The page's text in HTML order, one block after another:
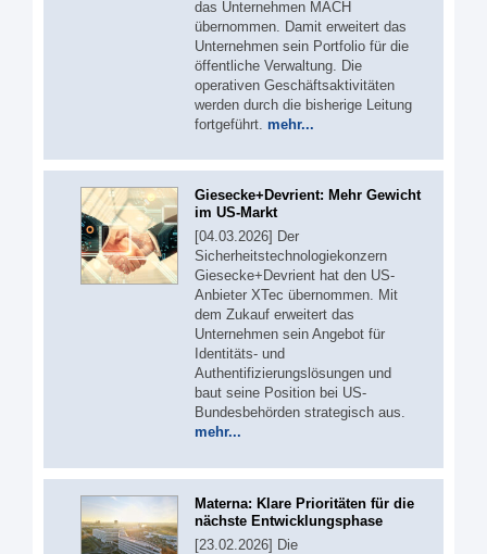
das Unternehmen MACH
übernommen. Damit erweitert das
Unternehmen sein Portfolio für die
öffentliche Verwaltung. Die
operativen Geschäftsaktivitäten
werden durch die bisherige Leitung
fortgeführt. mehr...
Giesecke+Devrient: Mehr Gewicht
im US-Markt
[04.03.2026] Der
Sicherheitstechnologiekonzern
Giesecke+Devrient hat den US-
Anbieter XTec übernommen. Mit
dem Zukauf erweitert das
Unternehmen sein Angebot für
Identitäts- und
Authentifizierungslösungen und
baut seine Position bei US-
Bundesbehörden strategisch aus.
mehr...
Materna: Klare Prioritäten für die
nächste Entwicklungsphase
[23.02.2026] Die